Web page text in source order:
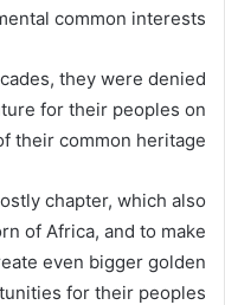
common interests;
they were denied
for their peoples on
their common heritage;
chapter, which also
of Africa, and to make
even bigger golden
for their peoples;